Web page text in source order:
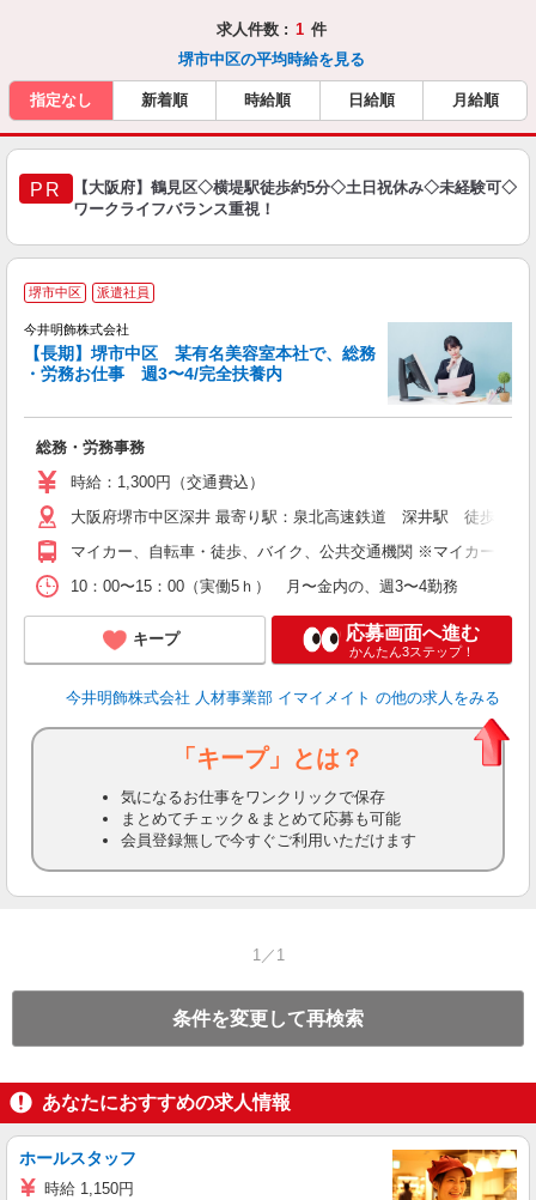
求人件数 : 1 件
堺市中区の平均時給を見る
指定なし 新着順 時給順 日給順 月給順
PR
【大阪府】鶴見区◇横堤駅徒歩約5分◇土日祝休み◇未経験可◇
ワークライフバランス重視！
堺市中区 派遣社員
今井明飾株式会社
【長期】堺市中区 某有名美容室本社で、総務
・労務お仕事 週3〜4/完全扶養内
総務・労務事務
時給：1,300円（交通費込）
大阪府堺市中区深井 最寄り駅：泉北高速鉄道 深井駅 徒歩20分
マイカー、自転車・徒歩、バイク、公共交通機関 ※マイカー通勤
10：00〜15：00（実働5ｈ） 月〜金内の、週3〜4勤務
キープ 応募画面へ進む
かんたん3ステップ！
今井明飾株式会社 人材事業部 イマイメイト の他の求人をみる
「キープ」とは？
気になるお仕事をワンクリックで保存
まとめてチェック＆まとめて応募も可能
会員登録無しで今すぐご利用いただけます
1／1
条件を変更して再検索
あなたにおすすめの求人情報
ホールスタッフ
時給 1,150円